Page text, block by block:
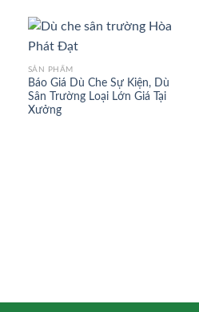
SẢN PHẨM
Báo Giá Dù Che Sự Kiện, Dù
Sân Trường Loại Lớn Giá Tại
Xưởng